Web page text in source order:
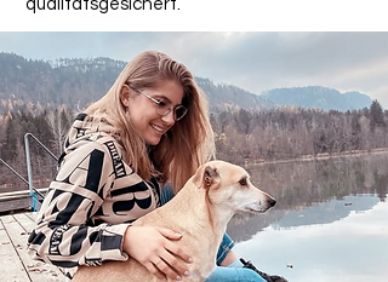
qualitätsgesichert.